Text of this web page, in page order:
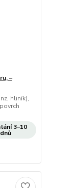
–
hliník),
3–10
dnů